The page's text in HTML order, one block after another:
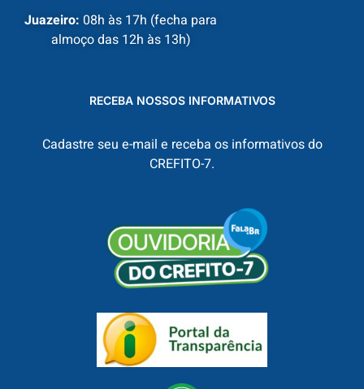
Juazeiro: 08h às 17h (fecha para
almoço das 12h às 13h)
RECEBA NOSSOS INFORMATIVOS
Cadastre seu e-mail e receba os informativos do
CREFITO-7.